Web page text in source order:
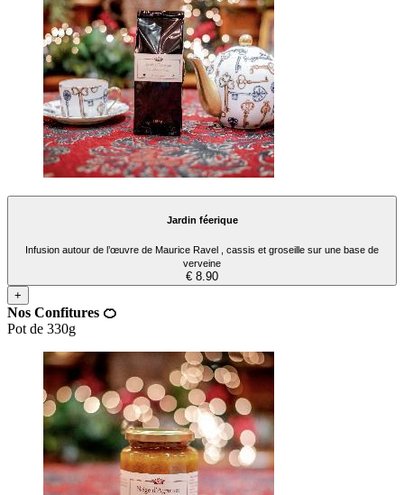
Jardin féerique
Infusion autour de l’œuvre de Maurice Ravel , cassis et groseille sur une base de
verveine
€ 8.90
+
Nos Confitures 🍊
Pot de 330g